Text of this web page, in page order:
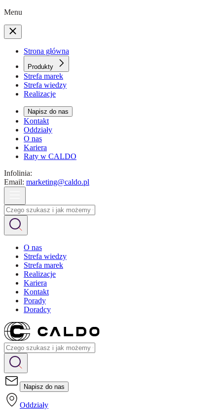
Menu
Strona główna
Produkty
Strefa marek
Strefa wiedzy
Realizacje
Napisz do nas
Kontakt
Oddziały
O nas
Kariera
Raty w CALDO
Infolinia:
Email: marketing@caldo.pl
O nas
Strefa wiedzy
Strefa marek
Realizacje
Kariera
Kontakt
Porady
Doradcy
Napisz do nas
Oddziały